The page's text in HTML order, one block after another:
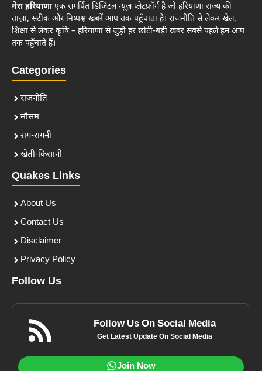
मेरा हरियाणाएक समर्पित डिजिटल न्यूज़ प्लेटफ़ॉर्म है जो हरियाणा राज्य की
ताज़ा, सटीक और निष्पक्ष खबरें आप तक पहुँचाता है। राजनीति से लेकर खेल,
शिक्षा से लेकर कृषि – हरियाणा से जुड़ी हर छोटी-बड़ी खबर सबसे पहले हम आप
तक पहुँचाते हैं।
Categories
राजनीति
मौसम
राग-रागनी
खेती-किसानी
Quakes Links
About Us
Contact Us
Disclaimer
Privacy Policy
Follow Us
Follow Us On Social Media
Get Latest Update On Social Media
Join Now